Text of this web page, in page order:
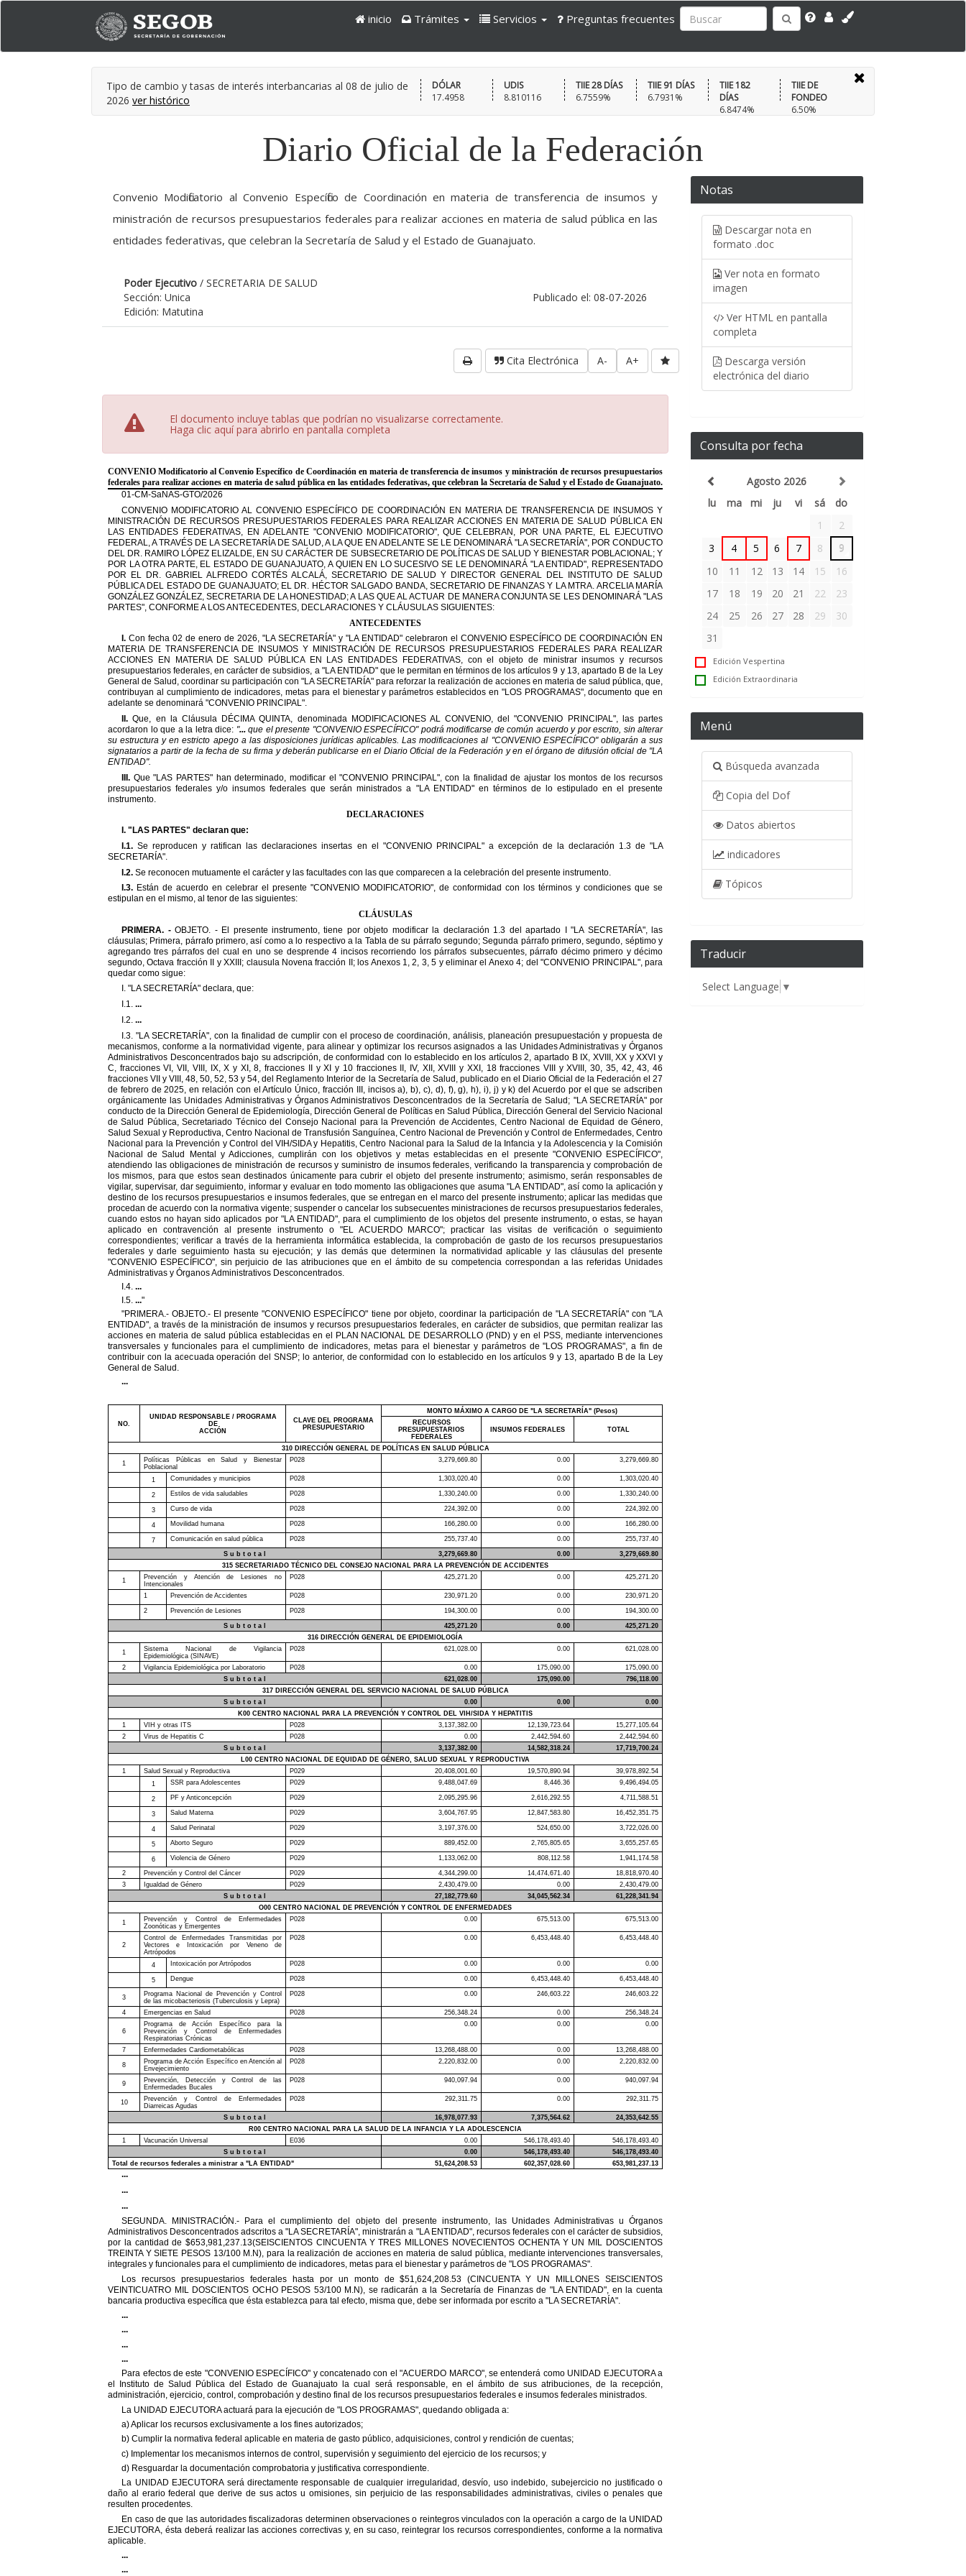
inicio Trámites Servicios Preguntas frecuentes
Tipo de cambio y tasas de interés interbancarias al 08 de julio de
2026 ver histórico
DÓLAR
17.4958
UDIS
8.810116
TIIE 28 DÍAS
6.7559%
TIIE 91 DÍAS
6.7931%
TIIE 182
DÍAS
6.8474%
TIIE DE
FONDEO
6.50%
Diario Oficial de la Federación
Convenio Modificatorio al Convenio Específico de Coordinación en materia de transferencia de insumos y
ministración de recursos presupuestarios federales para realizar acciones en materia de salud pública en las
entidades federativas, que celebran la Secretaría de Salud y el Estado de Guanajuato.
Poder Ejecutivo / SECRETARIA DE SALUD
Publicado el: 08-07-2026
Sección: Unica
Edición: Matutina
A+
A-
Cita Electrónica
El documento incluye tablas que podrían no visualizarse correctamente.
Haga clic aquí para abrirlo en pantalla completa
Notas
Descargar nota en
formato .doc
Ver nota en formato
imagen
Ver HTML en pantalla
completa
Descarga versión
electrónica del diario
Consulta por fecha
Agosto 2026
lu
ma mi ju vi sá
do
1
2
3
4 5 6 7 8
9
10
11 12 13 14 15
16
17
18 19 20 21 22
23
24
25 26 27 28 29
30
31
Edición Vespertina
Edición Extraordinaria
Menú
Búsqueda avanzada
Copia del Dof
Datos abiertos
indicadores
Tópicos
Traducir
Select Language ▼